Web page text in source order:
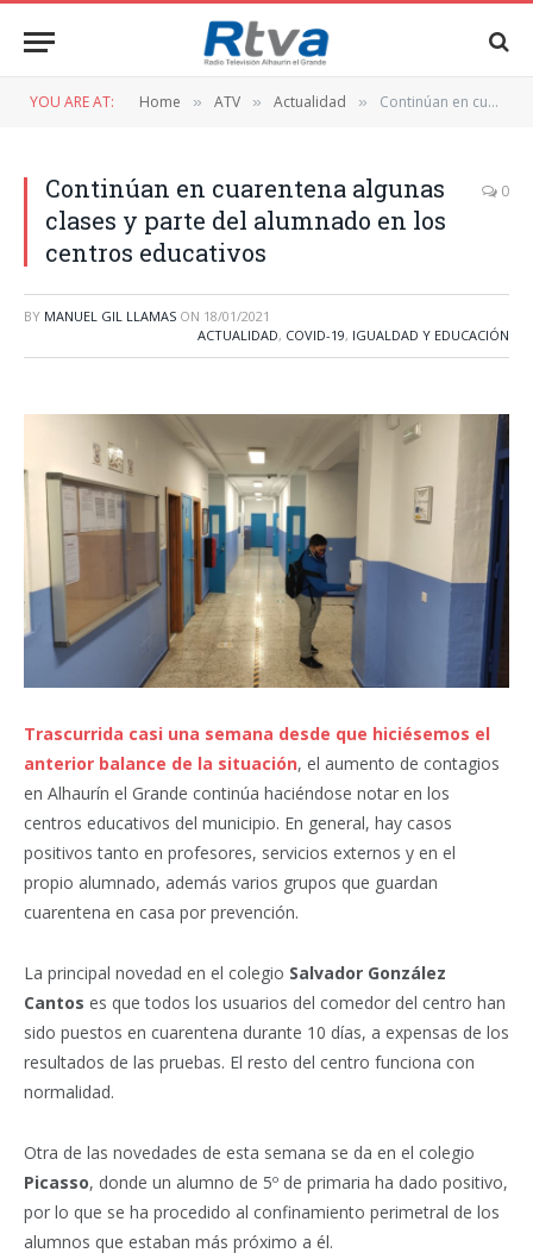
YOU ARE AT: Home » ATV » Actualidad » Continúan en cuarentena algunas clases y parte del alumnado en los centros educativos
Continúan en cuarentena algunas
clases y parte del alumnado en los
centros educativos
0
BY MANUEL GIL LLAMAS ON 18/01/2021
ACTUALIDAD, COVID-19, IGUALDAD Y EDUCACIÓN
Trascurrida casi una semana desde que hiciésemos el
anterior balance de la situación, el aumento de contagios
en Alhaurín el Grande continúa haciéndose notar en los
centros educativos del municipio. En general, hay casos
positivos tanto en profesores, servicios externos y en el
propio alumnado, además varios grupos que guardan
cuarentena en casa por prevención.
La principal novedad en el colegio Salvador González
Cantos es que todos los usuarios del comedor del centro han
sido puestos en cuarentena durante 10 días, a expensas de los
resultados de las pruebas. El resto del centro funciona con
normalidad.
Otra de las novedades de esta semana se da en el colegio
Picasso, donde un alumno de 5º de primaria ha dado positivo,
por lo que se ha procedido al confinamiento perimetral de los
alumnos que estaban más próximo a él.